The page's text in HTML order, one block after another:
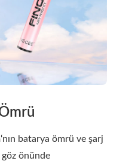
‘nın batarya ömrü ve şarj
önünde